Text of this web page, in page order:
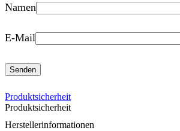
Namen
E-Mail
Produktsicherheit
Produktsicherheit
Herstellerinformationen